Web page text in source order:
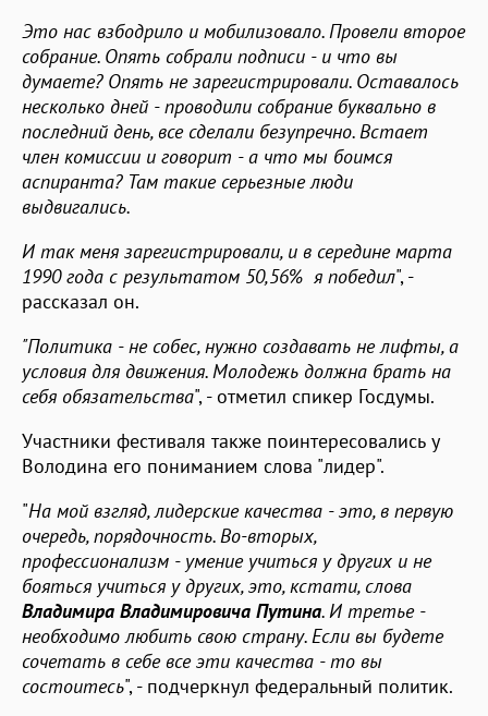
Это нас взбодрило и мобилизовало. Провели второе
собрание. Опять собрали подписи - и что вы
думаете? Опять не зарегистрировали. Оставалось
несколько дней - проводили собрание буквально в
последний день, все сделали безупречно. Встает
член комиссии и говорит - а что мы боимся
аспиранта? Там такие серьезные люди
выдвигались.
И так меня зарегистрировали, и в середине марта
1990 года с результатом 50,56% я победил", -
рассказал он.
"Политика - не собес, нужно создавать не лифты, а
условия для движения. Молодежь должна брать на
себя обязательства", - отметил спикер Госдумы.
Участники фестиваля также поинтересовались у
Володина его пониманием слова "лидер".
"На мой взгляд, лидерские качества - это, в первую
очередь, порядочность. Во-вторых,
профессионализм - умение учиться у других и не
бояться учиться у других, это, кстати, слова
Владимира Владимировича Путина. И третье -
необходимо любить свою страну. Если вы будете
сочетать в себе все эти качества - то вы
состоитесь", - подчеркнул федеральный политик.